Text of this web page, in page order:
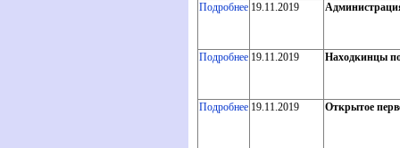
Подробнее 19.11.2019
Подробнее 19.11.2019 Находкинцы
Подробнее 19.11.2019 Открытое